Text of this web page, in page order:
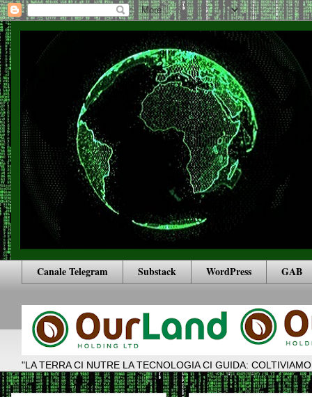
Canale Telegram Substack WordPress GAB
"LA TERRA CI NUTRE LA TECNOLOGIA CI GUIDA: